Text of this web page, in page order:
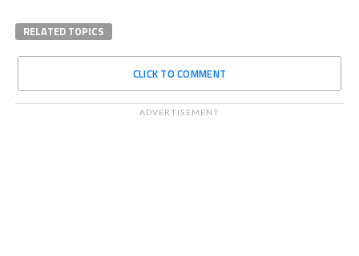
RELATED TOPICS
CLICK TO COMMENT
ADVERTISEMENT